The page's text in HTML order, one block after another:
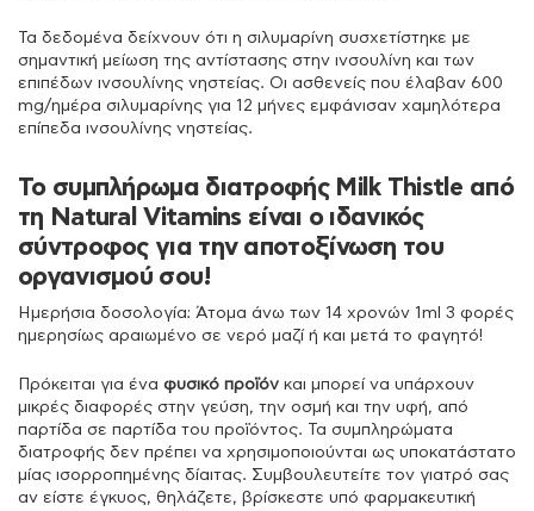
Τα δεδομένα δείχνουν ότι η σιλυμαρίνη συσχετίστηκε με
σημαντική μείωση της αντίστασης στην ινσουλίνη και των
επιπέδων ινσουλίνης νηστείας. Οι ασθενείς που έλαβαν 600
mg/ημέρα σιλυμαρίνης για 12 μήνες εμφάνισαν χαμηλότερα
επίπεδα ινσουλίνης νηστείας.
Το συμπλήρωμα διατροφής Milk Thistle από
τη Natural Vitamins είναι ο ιδανικός
σύντροφος για την αποτοξίνωση του
οργανισμού σου!
Ημερήσια δοσολογία: Άτομα άνω των 14 χρονών 1ml 3 φορές
ημερησίως αραιωμένο σε νερό μαζί ή και μετά το φαγητό!
Πρόκειται για ένα φυσικό προϊόν και μπορεί να υπάρχουν
μικρές διαφορές στην γεύση, την οσμή και την υφή, από
παρτίδα σε παρτίδα του προϊόντος. Τα συμπληρώματα
διατροφής δεν πρέπει να χρησιμοποιούνται ως υποκατάστατο
μίας ισορροπημένης δίαιτας. Συμβουλευτείτε τον γιατρό σας
αν είστε έγκυος, θηλάζετε, βρίσκεστε υπό φαρμακευτική